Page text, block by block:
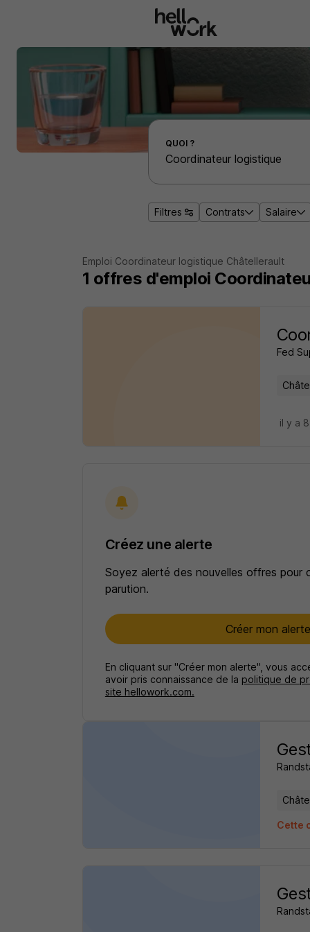
Effectuer une recherche d'emploi par localité
QUOI ?
Filtres Contrats Salaire
Emploi Coordinateur logistique Châtellerault
1 offres d'emploi
Fed
il y a
Créez une alerte
Soyez alerté des nouvelles offres pour
parution.
Créer mon alerte
En cliquant sur "Créer mon alerte", vous
avoir pris connaissance de la politique de
site hellowork.com.
Cette